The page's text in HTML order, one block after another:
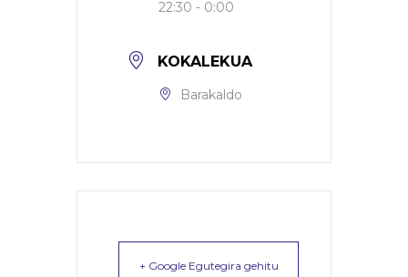
22:30 - 0:00
KOKALEKUA
Barakaldo
+ Google Egutegira gehitu